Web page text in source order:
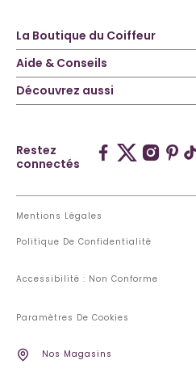
La Boutique du Coiffeur
Aide & Conseils
Découvrez aussi
Restez
connectés
Mentions Légales
Politique De Confidentialité
Accessibilité : Non Conforme
Paramètres De Cookies
Nos Magasins